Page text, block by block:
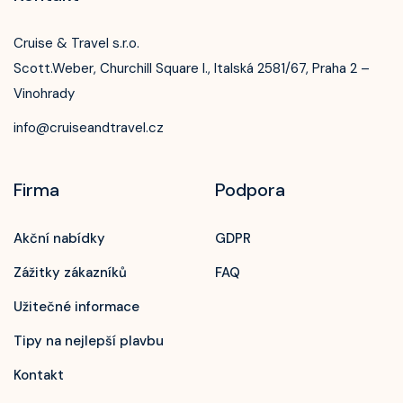
Cruise & Travel s.r.o.
Scott.Weber, Churchill Square I., Italská 2581/67, Praha 2 –
Vinohrady
info@cruiseandtravel.cz
Firma
Akční nabídky
Zážitky zákazníků
Užitečné informace
Tipy na nejlepší plavbu
Kontakt
Podpora
GDPR
FAQ